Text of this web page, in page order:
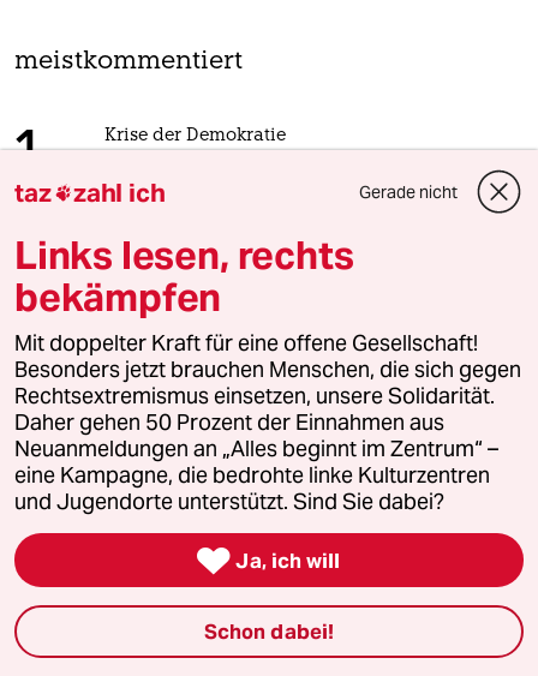
meistkommentiert
1 Krise der Demokratie
2 Stressbedingte Ausfälle
Ungesunde Arbeitswelt
3 EU nach Ceuta
Zur Freude der Antieuropäer
4 Zwangsdienst als Randnotiz
taz zahl ich Gerade nicht
Links lesen, rechts
bekämpfen
Mit doppelter Kraft für eine offene Gesellschaft!
Besonders jetzt brauchen Menschen, die sich gegen
Rechtsextremismus einsetzen, unsere Solidarität.
Daher gehen 50 Prozent der Einnahmen aus
Neuanmeldungen an „Alles beginnt im Zentrum“ –
eine Kampagne, die bedrohte linke Kulturzentren
und Jugendorte unterstützt. Sind Sie dabei?
 Ja, ich will
Schon dabei!